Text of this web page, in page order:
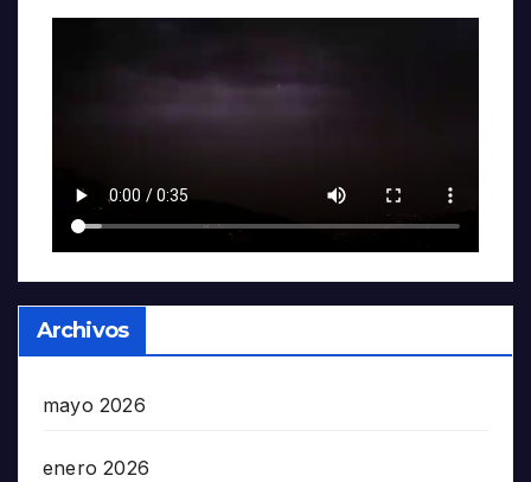
Archivos
mayo 2026
enero 2026